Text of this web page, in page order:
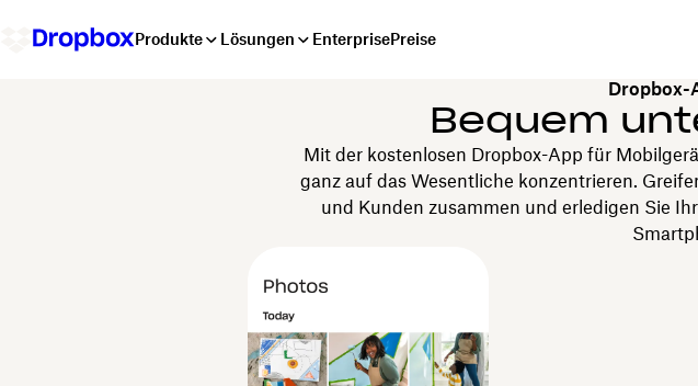
Produkte Lösungen EnterprisePreise
Dropbox-
Bequem
Mit der kostenlosen Dropbox-App für
ganz auf das Wesentliche konzentrieren.
und Kunden zusammen und erledigen Sie